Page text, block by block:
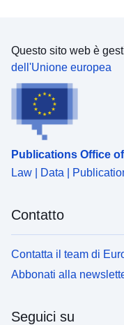
Questo sito web è
dell'Unione europea
Publications Office
Law | Data |
Contatto
Contatta il team di
Abbonati alla
Seguici su